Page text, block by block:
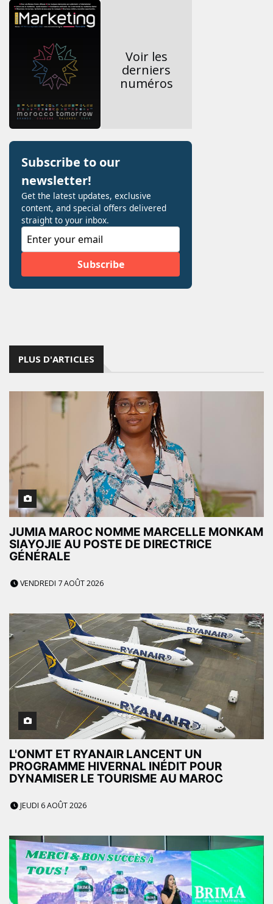
Voir les
derniers
numéros
PLUS D'ARTICLES
JUMIA MAROC NOMME MARCELLE MONKAM
SIAYOJIE AU POSTE DE DIRECTRICE
GÉNÉRALE
VENDREDI 7 AOÛT 2026
L'ONMT ET RYANAIR LANCENT UN
PROGRAMME HIVERNAL INÉDIT POUR
DYNAMISER LE TOURISME AU MAROC
JEUDI 6 AOÛT 2026